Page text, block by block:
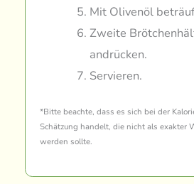
Mit Olivenöl
Zweite
andrücken.
Servieren.
*Bitte beachte, dass es sich bei der
Schätzung handelt, die nicht als exakter
werden sollte.